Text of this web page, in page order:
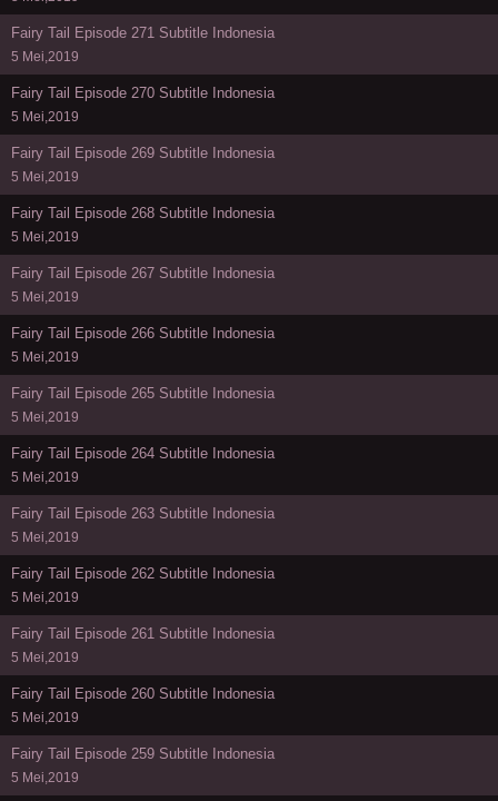
Fairy Tail Episode 271 Subtitle Indonesia
5 Mei,2019
Fairy Tail Episode 270 Subtitle Indonesia
5 Mei,2019
Fairy Tail Episode 269 Subtitle Indonesia
5 Mei,2019
Fairy Tail Episode 268 Subtitle Indonesia
5 Mei,2019
Fairy Tail Episode 267 Subtitle Indonesia
5 Mei,2019
Fairy Tail Episode 266 Subtitle Indonesia
5 Mei,2019
Fairy Tail Episode 265 Subtitle Indonesia
5 Mei,2019
Fairy Tail Episode 264 Subtitle Indonesia
5 Mei,2019
Fairy Tail Episode 263 Subtitle Indonesia
5 Mei,2019
Fairy Tail Episode 262 Subtitle Indonesia
5 Mei,2019
Fairy Tail Episode 261 Subtitle Indonesia
5 Mei,2019
Fairy Tail Episode 260 Subtitle Indonesia
5 Mei,2019
Fairy Tail Episode 259 Subtitle Indonesia
5 Mei,2019